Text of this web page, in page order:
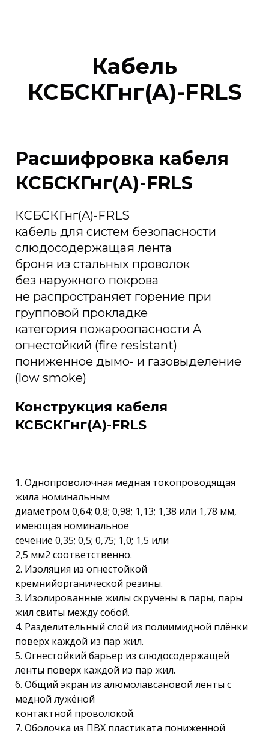
Кабель
КСБСКГнг(A)-FRLS
Расшифровка кабеля
КСБСКГнг(A)-FRLS
КСБСКГнг(A)-FRLS
кабель для систем безопасности
слюдосодержащая лента
броня из стальных проволок
без наружного покрова
не распространяет горение при
групповой прокладке
категория пожароопасности A
огнестойкий (fire resistant)
пониженное дымо- и газовыделение
(low smoke)
Конструкция кабеля
КСБСКГнг(A)-FRLS
1. Однопроволочная медная токопроводящая
жила номинальным
диаметром 0,64; 0,8; 0,98; 1,13; 1,38 или 1,78 мм,
имеющая номинальное
сечение 0,35; 0,5; 0,75; 1,0; 1,5 или
2,5 мм2 соответственно.
2. Изоляция из огнестойкой
кремнийорганической резины.
3. Изолированные жилы скручены в пары, пары
жил свиты между собой.
4. Разделительный слой из полиимидной плёнки
поверх каждой из пар жил.
5. Огнестойкий барьер из слюдосодержащей
ленты поверх каждой из пар жил.
6. Общий экран из алюмолавсановой ленты с
медной лужёной
контактной проволокой.
7. Оболочка из ПВХ пластиката пониженной